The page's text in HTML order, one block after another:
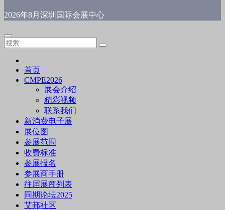
2026年8月深圳国际会展中心
首页
CMPE2026
展会介绍
精彩视频
联系我们
新消费电子展
展位图
参展范围
收费标准
参展报名
参展商手册
往届展商列表
同期论坛2025
艾邦社区